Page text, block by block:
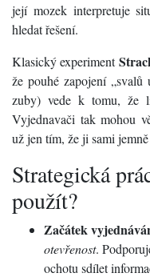
její mozek interpretuje
hledat řešení.
Klasický experiment
že pouhé zapojení
zuby) vede k tomu, že
Vyjednavači tak mohou
už jen tím, že ji sami
Strategická
použít?
Začátek
otevřenost.
ochotu sdílet